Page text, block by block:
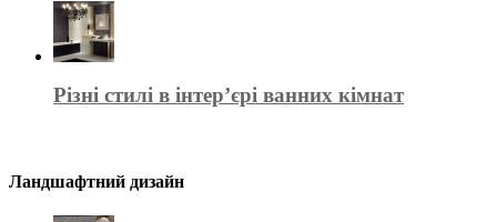
Різні стилі в інтер’єрі ванних кімнат
Ландшафтний дизайн